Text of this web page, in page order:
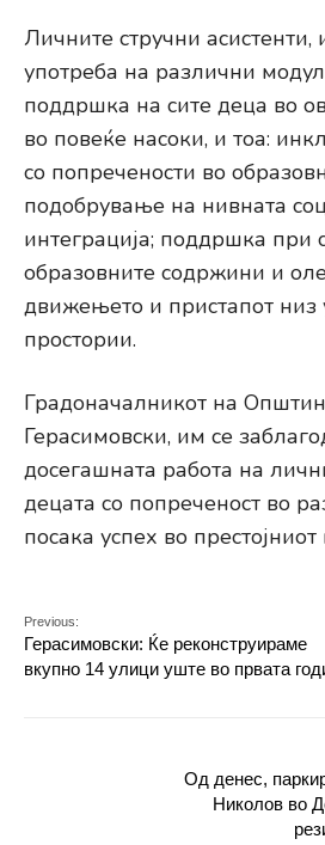
Личните стручни асистенти,
употреба на различни
поддршка на сите деца во
во повеќе насоки, и тоа:
со попречености во
подобрување на нивната
интеграција; поддршка при
образовните содржини и
движењето и пристапот
простории.
Градоначалникот на
Герасимовски, им се
досегашната работа на
децата со попреченост во
посака успех во
Previous:
Герасимовски: Ќе реконструираме
вкупно 14 улици уште во првата
Од денес,
Николов во